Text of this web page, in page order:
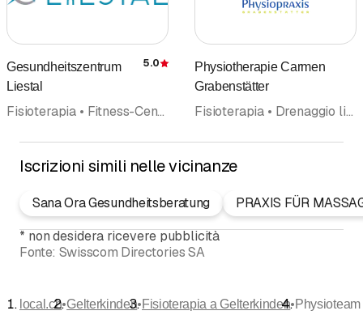
Gesundheitszentrum
Liestal
Recensione
5.0
Fisioterapia • Fitness-Center • Riabilitazione • Personal Training • Esercizi per il pavimento pelvico • Drenaggio linfatico • Massaggio • Massaggi curativi e sportivi
Physiotherapie Carmen
Grabenstätter
Fisioterapia • Drenaggio linfatico • Riabilitazione • Pilates • Terapia manuale
Iscrizioni simili nelle vicinanze
Sana Ora Gesundheitsberatung
PRAXIS FÜR
* non desidera ricevere pubblicità
Fonte: Swisscom Directories SA
local.ch•Gelterkinden•Fisioterapia a Gelterkinden•